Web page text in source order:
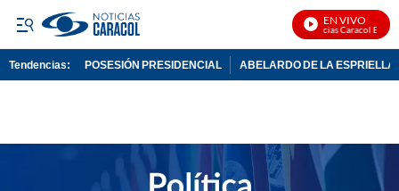
EN VIVO
Noticias Caracol En Vivo
Tendencias: POSESIÓN PRESIDENCIAL ABELARDO DE LA ESPRIELLA